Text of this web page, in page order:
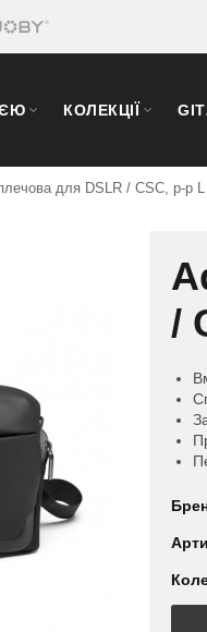
КОЛЕКЦІЇ
для DSLR / CSC, р-р L
/